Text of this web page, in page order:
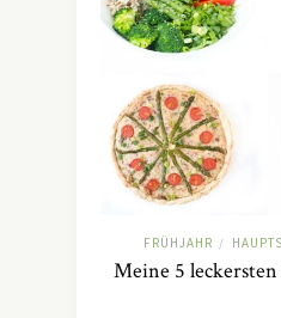
FRÜHJAHR /
Meine 5